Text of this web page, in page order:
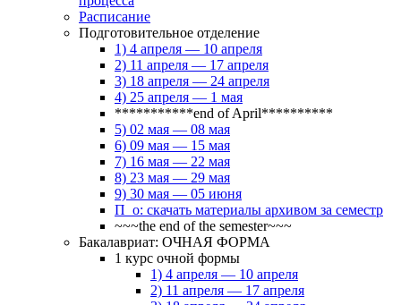
Расписание
Подготовительное отделение
1) 4 апреля — 10 апреля
2) 11 апреля — 17 апреля
3) 18 апреля — 24 апреля
4) 25 апреля — 1 мая
***********end of April**********
5) 02 мая — 08 мая
6) 09 мая — 15 мая
7) 16 мая — 22 мая
8) 23 мая — 29 мая
9) 30 мая — 05 июня
П_о: скачать материалы архивом за семестр
~~~the end of the semester~~~
Бакалавриат: ОЧНАЯ ФОРМА
1 курс очной формы
1) 4 апреля — 10 апреля
2) 11 апреля — 17 апреля